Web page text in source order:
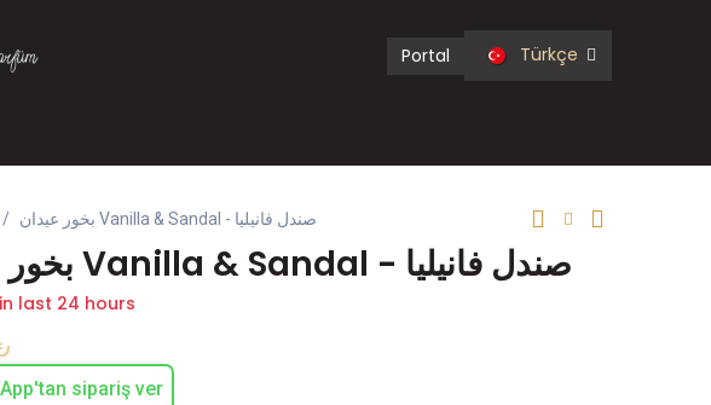
Portal Türkçe
بخور عيدان Vanilla & Sandal - صندل فانيليا
بخور عيدان Vanilla & Sandal - صندل فانيليا
last 24 hours
sipariş ver